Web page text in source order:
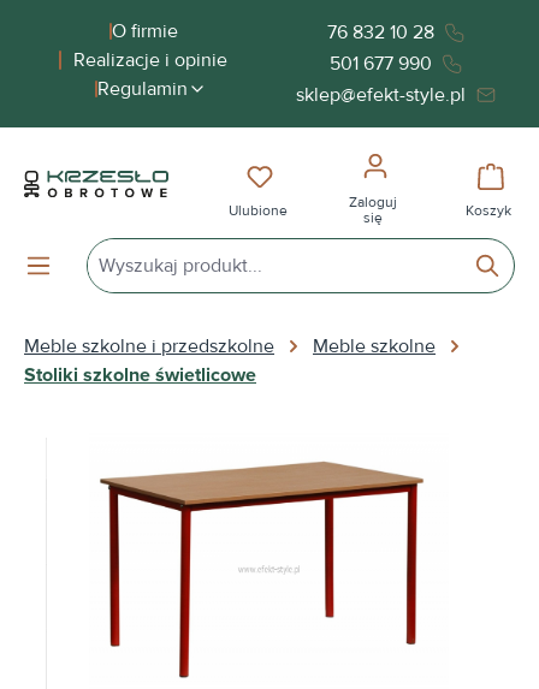
zawartościO firmie
Realizacje i opinie
Regulamin
76 832 10 28
501 677 990
sklep@efekt-style.pl
Masz 0 przedmioty na liście
Ulubione
Zaloguj
się
Koszyk
Meble szkolne i przedszkolne
Meble szkolne
Stoliki szkolne świetlicowe